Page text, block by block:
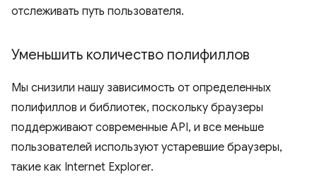
отслеживать путь пользователя.
Уменьшить количество полифиллов
Мы снизили нашу зависимость от определенных
полифиллов и библиотек, поскольку браузеры
поддерживают современные API, и все меньше
пользователей используют устаревшие браузеры,
такие как Internet Explorer.